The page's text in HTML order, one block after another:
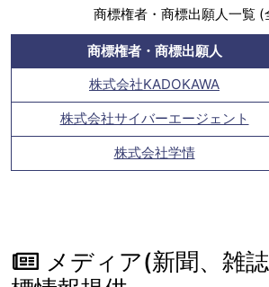
商標権者・商標出願人一覧 (
商標権者・商標出願人
株式会社KADOKAWA
株式会社サイバーエージェント
株式会社学情
メディア(新聞、雑